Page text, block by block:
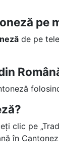
pe
de pe
clic pe
în